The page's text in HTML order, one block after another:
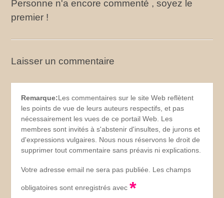
Personne n'a encore commenté , soyez le
premier !
Laisser un commentaire
Remarque:Les commentaires sur le site Web reflètent
les points de vue de leurs auteurs respectifs, et pas
nécessairement les vues de ce portail Web. Les
membres sont invités à s'abstenir d'insultes, de jurons et
d'expressions vulgaires. Nous nous réservons le droit de
supprimer tout commentaire sans préavis ni explications.
Votre adresse email ne sera pas publiée. Les champs
obligatoires sont enregistrés avec*